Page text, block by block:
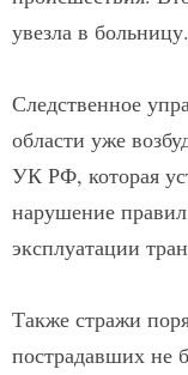
увезла в больницу.
Следственное
области уже
УК РФ, которая
нарушение
эксплуатации
Также стражи
пострадавших не